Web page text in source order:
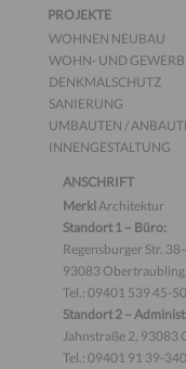
PROJEKTE
WOHNEN NEUBAU
WOHN- UND
DENKMALSCHUTZ
SANIERUNG
UMBAUTEN /
INNENGESTALTUNG
ANSCHRIFT
Merkl Architektur
Standort 1 – Büro:
Regensburger Str.
93083 Obertraubling
Tel.: 09401 539 45-50
Standort 2 –
Jahnstraße 2, 93083
Tel.: 09401 91 39-340